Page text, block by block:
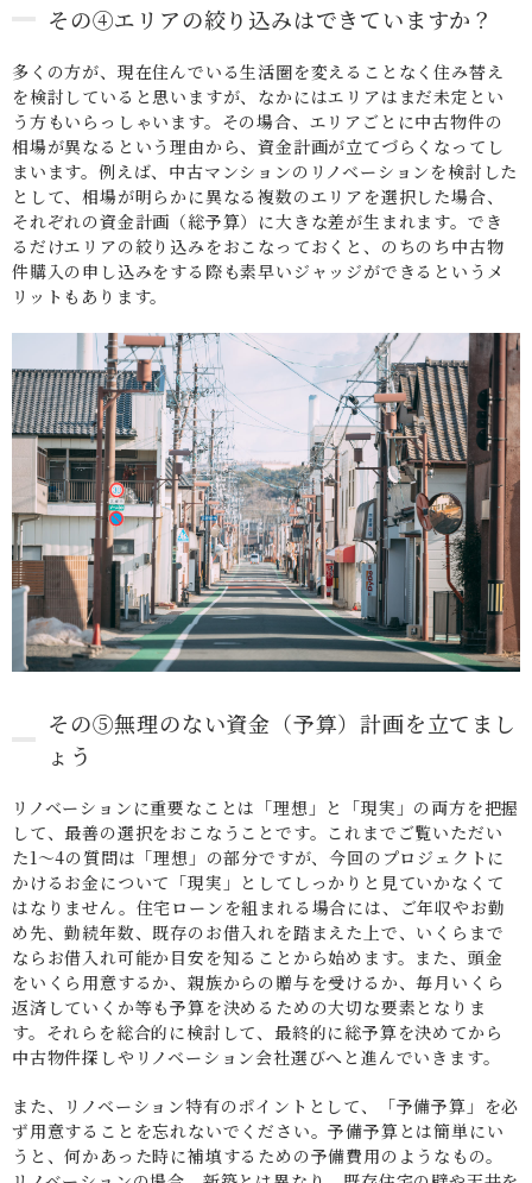
その④エリアの絞り込みはできていますか？
多くの方が、現在住んでいる生活圏を変えることなく住み替え
を検討していると思いますが、なかにはエリアはまだ未定とい
う方もいらっしゃいます。その場合、エリアごとに中古物件の
相場が異なるという理由から、資金計画が立てづらくなってし
まいます。例えば、中古マンションのリノベーションを検討した
として、相場が明らかに異なる複数のエリアを選択した場合、
それぞれの資金計画（総予算）に大きな差が生まれます。でき
るだけエリアの絞り込みをおこなっておくと、のちのち中古物
件購入の申し込みをする際も素早いジャッジができるというメ
リットもあります。
その⑤無理のない資金（予算）計画を立てまし
ょう
リノベーションに重要なことは「理想」と「現実」の両方を把握
して、最善の選択をおこなうことです。これまでご覧いただい
た1〜4の質問は「理想」の部分ですが、今回のプロジェクトに
かけるお金について「現実」としてしっかりと見ていかなくて
はなりません。住宅ローンを組まれる場合には、ご年収やお勤
め先、勤続年数、既存のお借入れを踏まえた上で、いくらまで
ならお借入れ可能か目安を知ることから始めます。また、頭金
をいくら用意するか、親族からの贈与を受けるか、毎月いくら
返済していくか等も予算を決めるための大切な要素となりま
す。それらを総合的に検討して、最終的に総予算を決めてから
中古物件探しやリノベーション会社選びへと進んでいきます。
また、リノベーション特有のポイントとして、「予備予算」を必
ず用意することを忘れないでください。予備予算とは簡単にい
うと、何かあった時に補填するための予備費用のようなもの。